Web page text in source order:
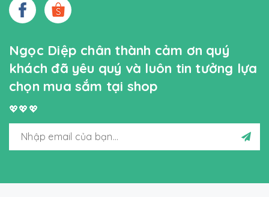
Ngọc Diệp chân thành cảm ơn quý
khách đã yêu quý và luôn tin tưởng lựa
chọn mua sắm tại shop
💖💖💖